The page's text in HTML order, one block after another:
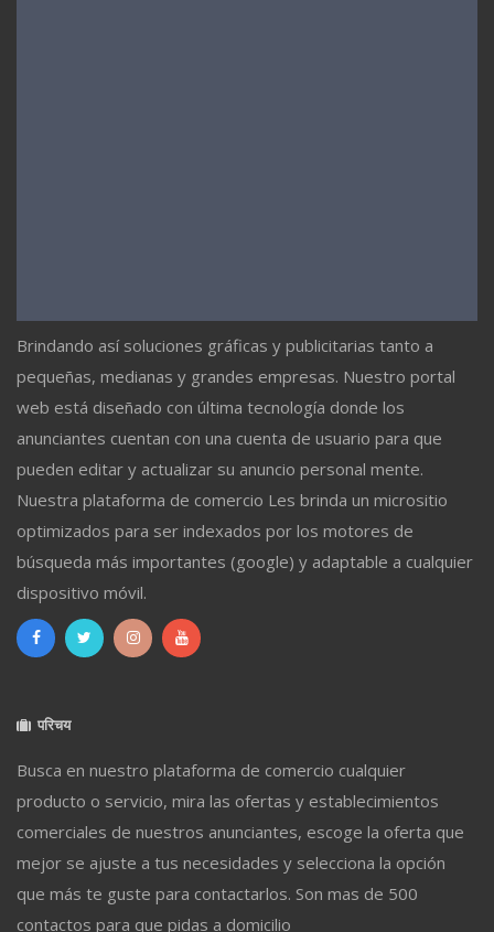
Brindando así soluciones gráficas y publicitarias tanto a
pequeñas, medianas y grandes empresas. Nuestro portal
web está diseñado con última tecnología donde los
anunciantes cuentan con una cuenta de usuario para que
pueden editar y actualizar su anuncio personal mente.
Nuestra plataforma de comercio Les brinda un micrositio
optimizados para ser indexados por los motores de
búsqueda más importantes (google) y adaptable a cualquier
dispositivo móvil.
परिचय
Busca en nuestro plataforma de comercio cualquier
producto o servicio, mira las ofertas y establecimientos
comerciales de nuestros anunciantes, escoge la oferta que
mejor se ajuste a tus necesidades y selecciona la opción
que más te guste para contactarlos. Son mas de 500
contactos para que pidas a domicilio